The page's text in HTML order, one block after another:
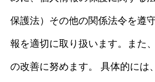
保護法）その他の関係法令を遵
報を適切に取り扱います。また
の改善に努めます。 具体的には